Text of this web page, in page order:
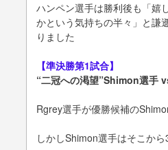
ハンペン選⼿は勝利後も「嬉
かという気持ちの半々」と謙
りました
【準決勝第1試合】
“⼆冠への渇望”Shimon選⼿
Rgrey選⼿が優勝候補の
しかしShimon選⼿はそこか